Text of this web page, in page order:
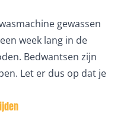
gewassen
week lang in de
Bedwantsen zijn
Let er dus op dat je